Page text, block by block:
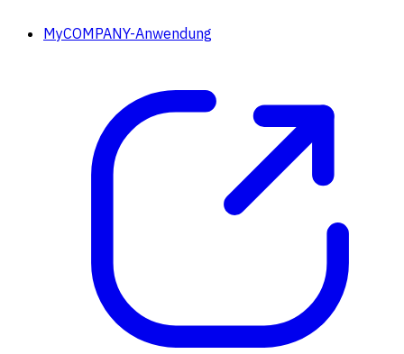
MyCOMPANY-Anwendung